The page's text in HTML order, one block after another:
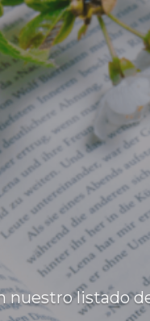
nuestro listado